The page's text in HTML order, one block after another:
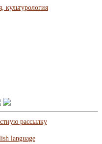
рассылку
language